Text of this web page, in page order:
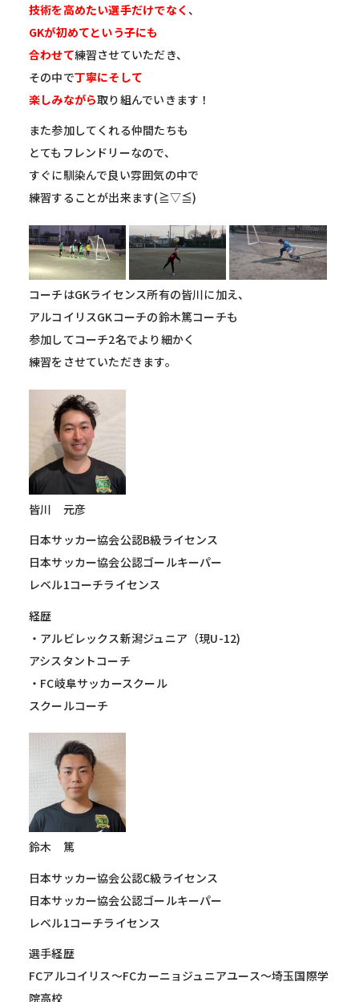
技術を高めたい選手だけでなく 、
GKが初めてという子にも
合わせて練習させていただき、
その中で丁寧にそして
楽しみながら取り組んでいきます！
また参加してくれる仲間たちも
とてもフレンドリーなので、
すぐに馴染んで良い雰囲気の中で
練習することが出来ます(≧▽≦)
コーチはGKライセンス所有の皆川に加え、
アルコイリスGKコーチの鈴木篤コーチも
参加してコーチ2名でより細かく
練習をさせていただきます。
皆川 元彦
日本サッカー協会公認B級ライセンス
日本サッカー協会公認ゴールキーパー
レベル1コーチライセンス
経歴
・アルビレックス新潟ジュニア（現U-12)
アシスタントコーチ
・FC岐阜サッカースクール
スクールコーチ
鈴木 篤
日本サッカー協会公認C級ライセンス
日本サッカー協会公認ゴールキーパー
レベル1コーチライセンス
選手経歴
FCアルコイリス～FCカーニョジュニアユース～埼玉国際学
院高校